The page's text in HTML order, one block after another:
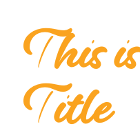
This
Title